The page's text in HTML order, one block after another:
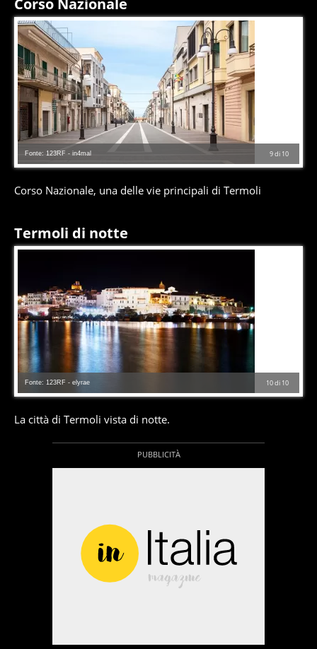
Corso Nazionale
9di 10
Fonte: 123RF - in4mal
Corso Nazionale, una delle vie principali di Termoli
Termoli di notte
10di 10
Fonte: 123RF - elyrae
La città di Termoli vista di notte.